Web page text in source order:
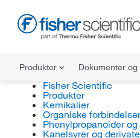
Produkter Dokumenter
Fisher Scientific
Produkter
Kemikalier
Organiske forbindelser
Phenylpropanoider
Kanelsyrer og